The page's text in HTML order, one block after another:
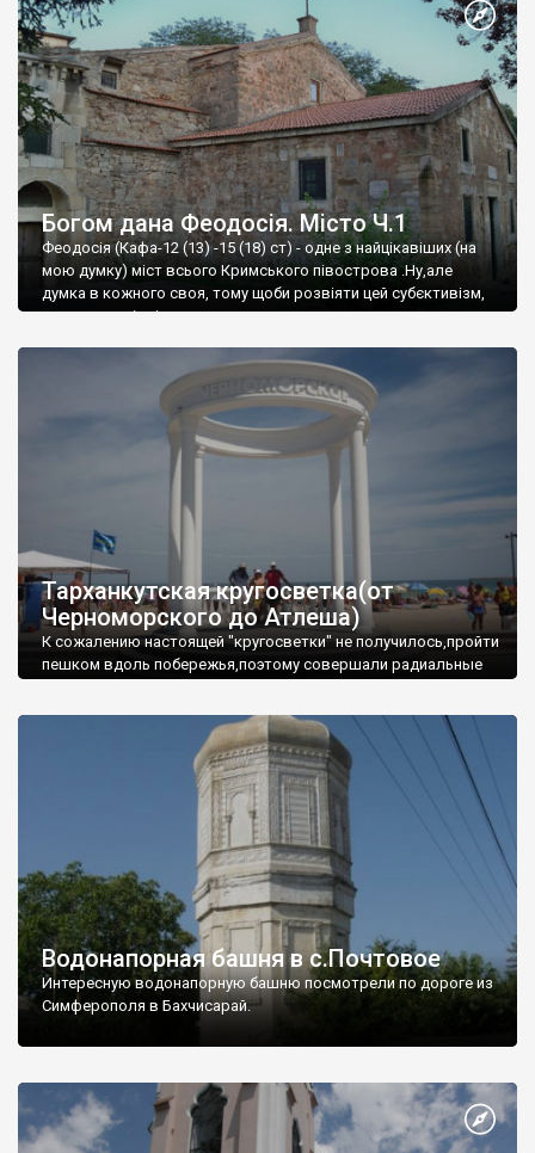
Богом дана Феодосія. Місто Ч.1
Феодосія (Кафа-12 (13) -15 (18) ст) - одне з найцікавіших (на
мою думку) міст всього Кримського півострова .Ну,але
думка в кожного своя, тому щоби розвіяти цей субєктивізм,
запрошую відвідати це
Тарханкутская кругосветка(от
Черноморского до Атлеша)
К сожалению настоящей "кругосветки" не получилось,пройти
пешком вдоль побережья,поэтому совершали радиальные
Водонапорная башня в с.Почтовое
Интересную водонапорную башню посмотрели по дороге из
Симферополя в Бахчисарай.